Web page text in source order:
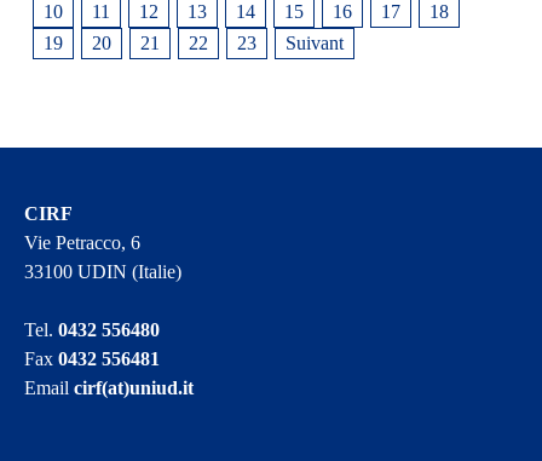
10
11 12 13 14 15 16 17
18
19
20 21 22 23 Suivant
CIRF
Vie Petracco, 6
33100 UDIN (Italie)
Tel.0432 556480
Fax0432 556481
Emailcirf(at)uniud.it